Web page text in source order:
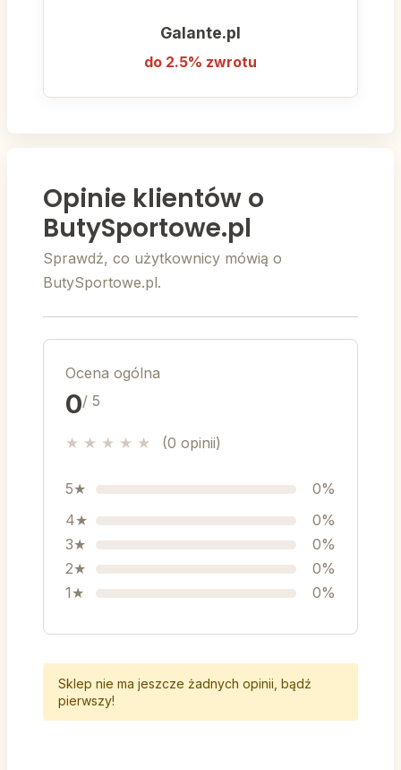
Galante.pl
do 2.5% zwrotu
Opinie klientów o
ButySportowe.pl
Sprawdź, co użytkownicy mówią o
ButySportowe.pl.
Ocena ogólna
0/ 5
★ ★ ★ ★ ★ (0 opinii)
5★
0%
4★
0%
3★
0%
2★
0%
1★
0%
Sklep nie ma jeszcze żadnych opinii, bądź
pierwszy!